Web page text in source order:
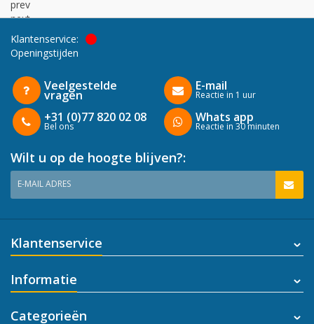
prev
next
Klantenservice:
Openingstijden
Veelgestelde
vragen
+31 (0)77 820 02 08
Bel ons
E-mail
Reactie in 1 uur
Whats app
Reactie in 30 minuten
Wilt u op de hoogte blijven?:
E-MAIL ADRES
Klantenservice
Informatie
Categorieën